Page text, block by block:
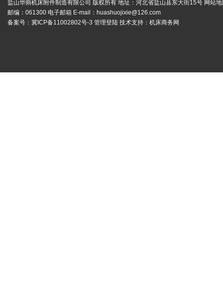
盐山华蒴机床附件制造有限公司 版权所有 地址：河北省盐山县东大街15号 网站
邮编：061300 电子邮箱 E-mail： huashuojixie@126.com
备案号： 冀ICP备11002802号-3 管理登陆 技术支持： 机床商务网